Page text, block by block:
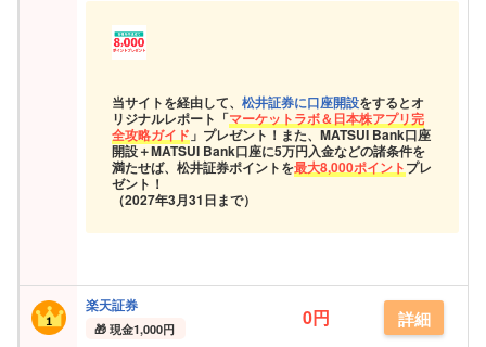
当サイトを経由して、 松井証券に口座開設をするとオ
リジナルレポート「マーケットラボ＆日本株アプリ完
全攻略ガイド 」プレゼント！また、MATSUI Bank口座
開設＋MATSUI Bank口座に5万円入金などの諸条件を
満たせば、松井証券ポイントを最大8,000ポイントプレ
ゼント！
（2027年3月31日まで）
楽天証券
現金1,000円 0円 詳細